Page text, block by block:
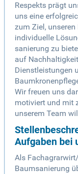
Respekts prägt
uns eine
zum Ziel,
individuelle
sanierung zu
auf
Dienstleistungen
Wir freuen uns
motiviert und mit
unserem Team
Aufgaben bei
Als
Baumsanierung